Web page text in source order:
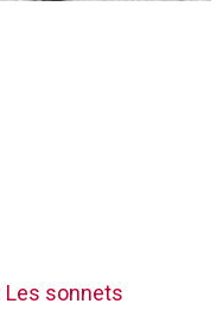
Les sonnets